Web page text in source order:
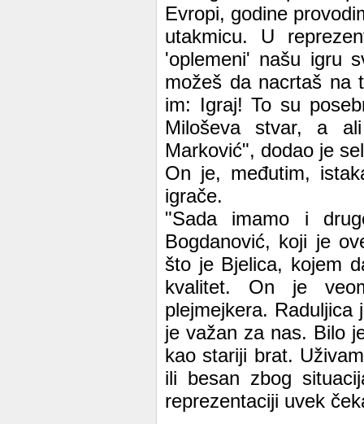
Evropi, godine
utakmicu. U
'oplemeni' našu igru
možeš da nacrtaš na
im: Igraj! To su
Miloševa stvar, a
Marković", dodao je
On je, međutim,
igrače.
"Sada imamo i
Bogdanović, koji je
što je Bjelica, kojem
kvalitet. On je
plejmejkera. Raduljica
je važan za nas. Bilo
kao stariji brat.
ili besan zbog
reprezentaciji uvek